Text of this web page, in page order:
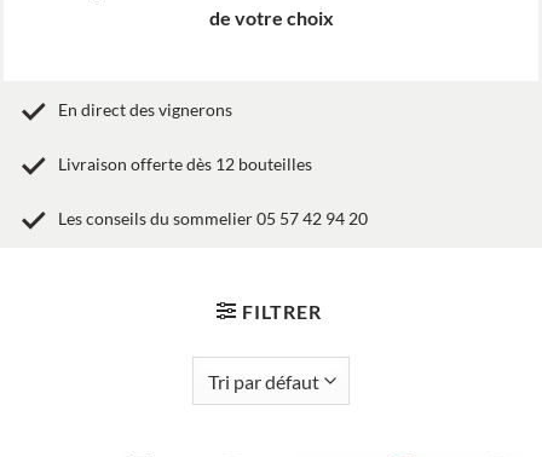
de votre choix
En direct des vignerons
Livraison offerte dès 12 bouteilles
Les conseils du sommelier 05 57 42 94 20
FILTRER